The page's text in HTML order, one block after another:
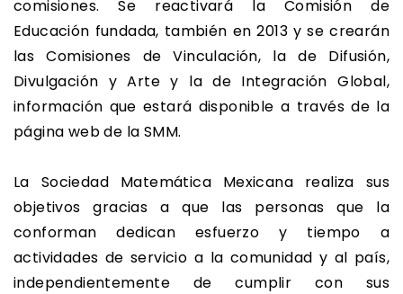
comisiones. Se reactivará la Comisión de
Educación fundada, también en 2013 y se crearán
las Comisiones de Vinculación, la de Difusión,
Divulgación y Arte y la de Integración Global,
información que estará disponible a través de la
página web de la SMM.
La Sociedad Matemática Mexicana realiza sus
objetivos gracias a que las personas que la
conforman dedican esfuerzo y tiempo a
actividades de servicio a la comunidad y al país,
independientemente de cumplir con sus